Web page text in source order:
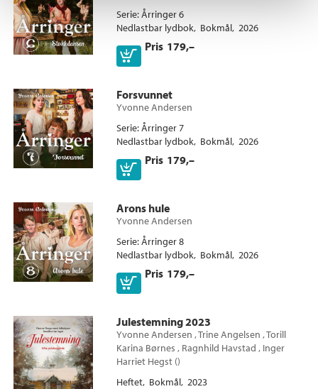
Serie Årringer 6
Nedlastbar lydbok Bokmål 2026
Pris 179,–
Forsvunnet
Yvonne Andersen
Serie Årringer 7
Nedlastbar lydbok Bokmål 2026
Pris 179,–
Arons hule
Yvonne Andersen
Serie Årringer 8
Nedlastbar lydbok Bokmål 2026
Pris 179,–
Julestemning 2023
Yvonne Andersen ,Trine Angelsen ,Torill
Karina Børnes , Ragnhild Havstad , Inger
Harriet Hegst ()
Heftet Bokmål 2023